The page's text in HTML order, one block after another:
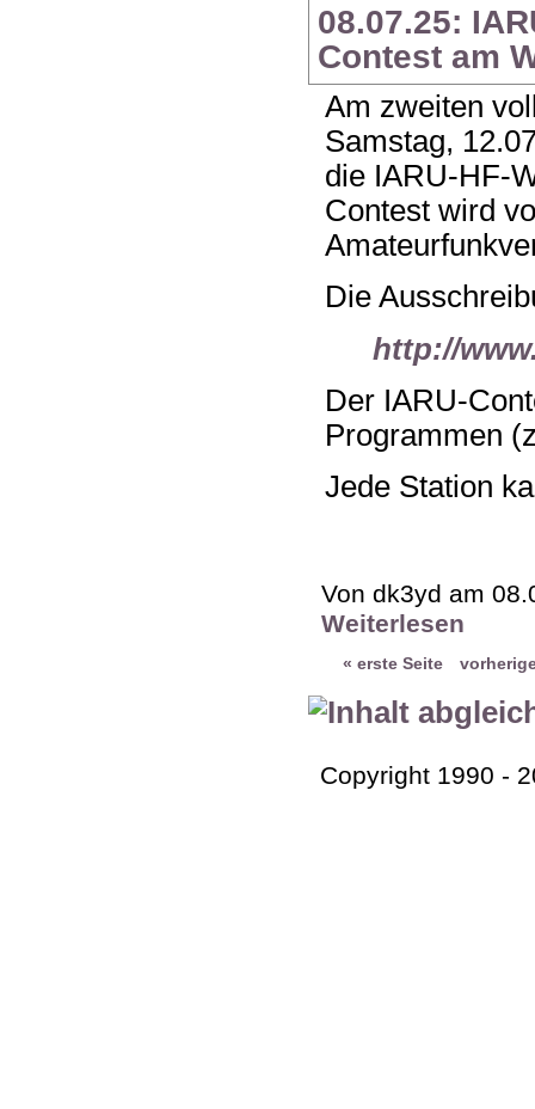
08.07.25:
Contest am
Am zweiten
Samstag,
die IARU-HF-
Contest wird
Die
http://
Der IARU-
Programmen
Jede Station
Von dk3yd am
Weiterlesen
« erste Seite
Copyright 1990 -